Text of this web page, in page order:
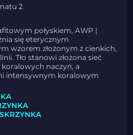
2
połyskiem, AWP |
się eterycznym
wzorem złożonym z cienkich,
Tło stanowi złożona sieć
naczyń, a
intensywnym koralowym